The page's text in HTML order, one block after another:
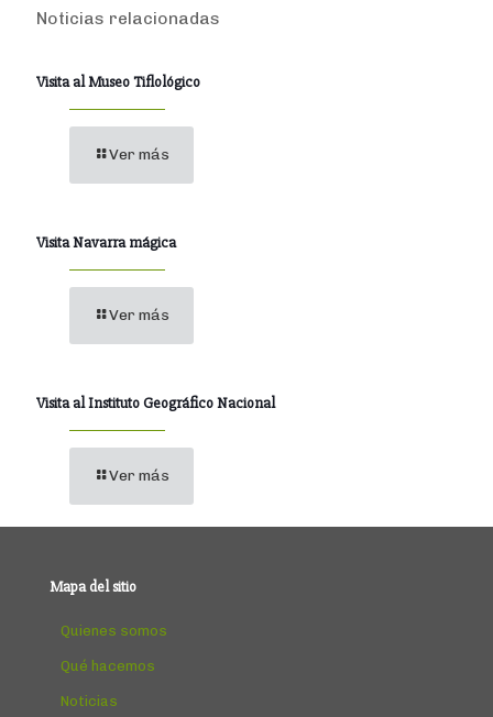
Noticias relacionadas
Visita al Museo Tiflológico
Ver más
Visita Navarra mágica
Ver más
Visita al Instituto Geográfico Nacional
Ver más
Mapa del sitio
Quienes somos
Qué hacemos
Noticias